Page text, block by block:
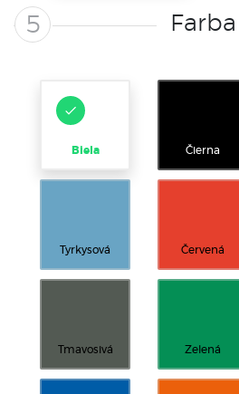
5 Farba
Biela Čierna
Tyrkysová Červená
Tmavosivá Zelená